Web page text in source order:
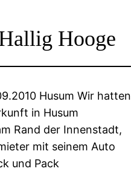
Hooge
Husum Wir hatten
in Husum
Rand der Innenstadt,
mit seinem Auto
und Pack